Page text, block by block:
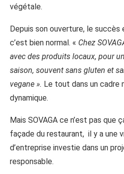
végétale.
Depuis son ouverture, le
c’est bien normal. « Chez
avec des produits locaux, pour
saison, souvent sans gluten et
vegane ». Le tout dans un cadre
dynamique.
Mais SOVAGA ce n’est pas que
façade du restaurant, il y a une
d’entreprise investie dans un
responsable.